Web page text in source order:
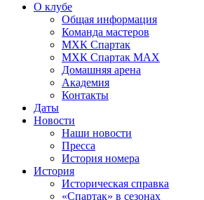
О клубе
Общая информация
Команда мастеров
МХК Спартак
МХК Спартак МАХ
Домашняя арена
Академия
Контакты
Даты
Новости
Наши новости
Пресса
История номера
История
Историческая справка
«Спартак» в сезонах